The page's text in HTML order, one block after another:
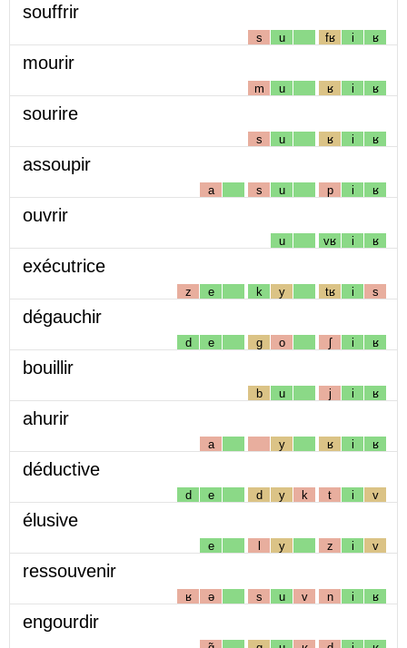
souffrir
s u fʁ i ʁ
mourir
m u ʁ i ʁ
sourire
s u ʁ i ʁ
assoupir
a s u p i ʁ
ouvrir
u vʁ i ʁ
exécutrice
z e k y tʁ i s
dégauchir
d e g o ʃ i ʁ
bouillir
b u j i ʁ
ahurir
a y ʁ i ʁ
déductive
d e d y k t i v
élusive
e l y z i v
ressouvenir
ʁ ə s u v n i ʁ
engourdir